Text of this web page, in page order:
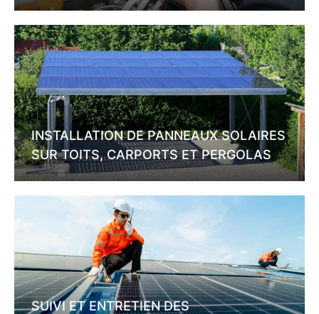
INSTALLATION DE PANNEAUX SOLAIRES
SUR TOITS, CARPORTS ET PERGOLAS
SUIVI ET ENTRETIEN DES